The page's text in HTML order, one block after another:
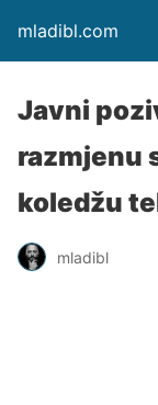
mladibl.com
Javni
razmjenu
koledžu
mladibl